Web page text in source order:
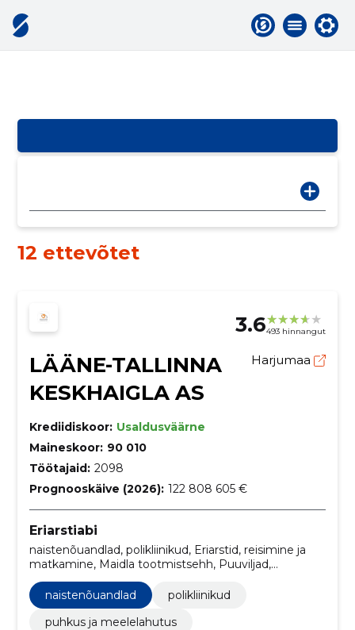
12 ettevõtet
3.6493 hinnangut
LÄÄNE-TALLINNA
KESKHAIGLA AS
Harjumaa
Krediidiskoor: Usaldusväärne
Maineskoor: 90 010
Töötajaid: 2098
Prognooskäive (2026): 122 808 605 €
Eriarstiabi
naistenõuandlad, polikliinikud, Eriarstid, reisimine ja
matkamine, Maidla tootmistsehh, Puuviljad,
köögiviljad ja nendega seonduvad tooted,
Piimatooted, Mitmesugused toiduained, Spetsiaalsed
toiteained, Kutserõivad, eritöörõivad ja manused
naistenõuandlad
polikliinikud
puhkus ja meelelahutus